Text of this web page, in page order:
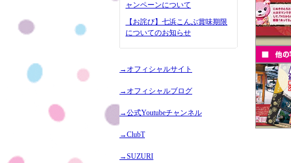
ャンペーンについて
【お詫び】七浜こんぶ賞味期限
についてのお知らせ
→オフィシャルサイト
→オフィシャルブログ
→公式Youtubeチャンネル
→ClubT
→SUZURI